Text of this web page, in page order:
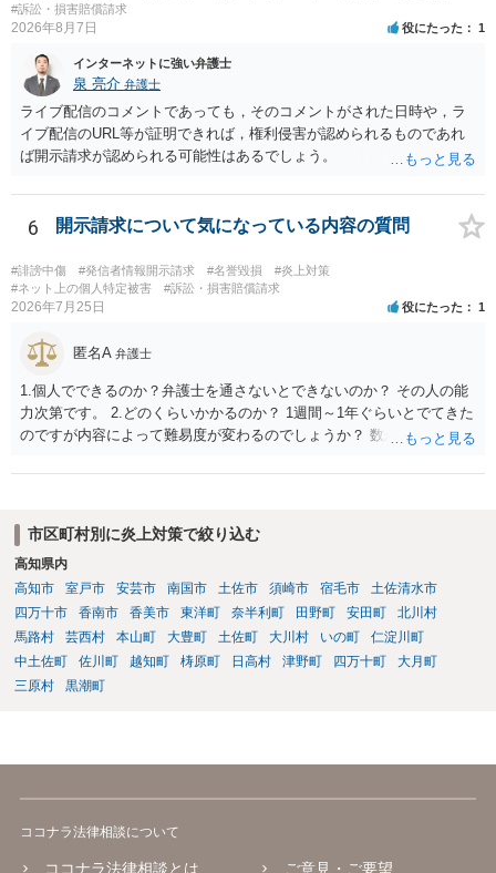
し、自己申告だけで購入でき、自社が照合不一致を検出しても販売を
止めていない現行の運用では、予測可能な不正への対策を怠ったとし
て、撮影された本人に対する損害賠償責任が認められる可能性があり
ます。 検討中の対策は、いずれも過剰ではなく、必要な方向性です。
ただし、それだけで十分とはいえません。ゲスト購入の廃止は購入者
の追跡には役立ちますが、その人が被写体本人であることまでは確認
できません。照合不一致時の販売保留・手動レビューは特に重要で
す。セッションの遡及作成は、検知するだけでなく、原則として販売
ものではありません。 したがって、これらに加えて、被写体との照合
の保存期間などを整備する必要があります。実際の画面、照合ロジッ
ク、利用規約、フィルマーとの契約を弁護士に提示し、サービス全体
#訴訟・損害賠償請求
2026年8月7日 役にたった 1
インターネットに強い弁護士
泉 亮介 弁護士
ライブ配信のコメントであっても，そのコメントがされた日時や，ラ
イブ配信のURL等が証明できれば，権利侵害が認められるものであれ
ば開示請求が認められる可能性はあるでしょう。
6 開示請求について気になっている内容の質問
#誹謗中傷 #発信者情報開示請求 #名誉毀損
#炎上対策
#ネット上の個人特定被害
#訴訟・損害賠償請求
2026年7月25日 役にたった 1
匿名A 弁護士
1.個人でできるのか？弁護士を通さないとできないのか？ その人の能
力次第です。 2.どのくらいかかるのか？ 1週間～1年ぐらいとでてきた
のですが内容によって難易度が変わるのでしょうか？ 数か月の印象が
中傷していないアカウントを開示請求してしまった場合はどうなるの
市区町村別に炎上対策で絞り込む
高知県内
高知市
室戸市 安芸市 南国市 土佐市 須崎市 宿毛市
土佐清水市
四万十市
香南市 香美市 東洋町 奈半利町 田野町 安田町
北川村
馬路村
芸西村 本山町 大豊町 土佐町 大川村 いの町
仁淀川町
中土佐町
佐川町 越知町 梼原町 日高村 津野町 四万十町
大月町
三原村
黒潮町
ココナラ法律相談について
ココナラ法律相談とは ご意見・ご要望